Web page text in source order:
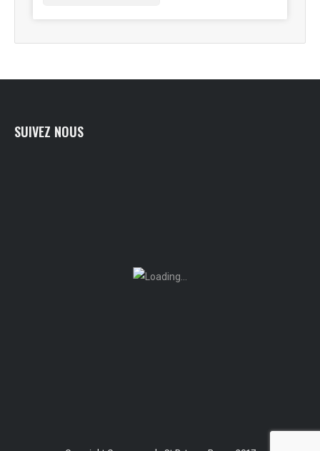
SUIVEZ NOUS